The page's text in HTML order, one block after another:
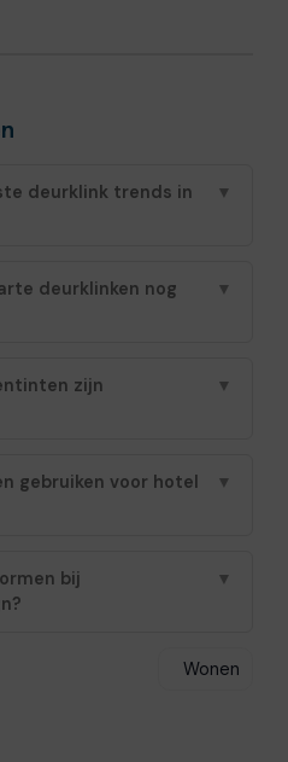
deurklink trends in
▼
deurklinken nog
▼
zijn
▼
gebruiken voor hotel
▼
bij
▼
Wonen